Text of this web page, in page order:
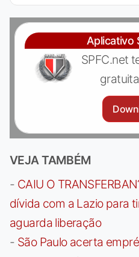
Aplicativo
SPFC.net
VEJA TAMBÉM
- CAIU O
dívida com a Lazio para
aguarda liberação
- São Paulo acerta